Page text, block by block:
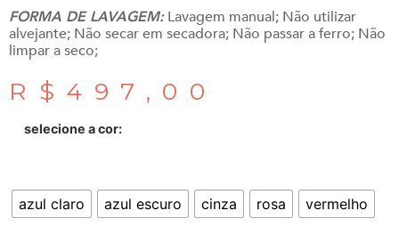
FORMA DE LAVAGEM: Lavagem manual; Não utilizar
alvejante; Não secar em secadora; Não passar a ferro; Não
limpar a seco;
R$ 497,00
selecione a cor:
azul claro azul escuro cinza rosa vermelho